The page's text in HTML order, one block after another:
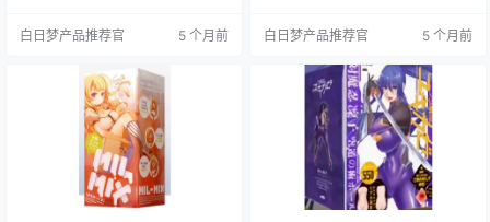
白日梦产品推荐官 5 个月前
景、适用人群、优缺点总结以及购
白日梦产品推荐官 5 个月前